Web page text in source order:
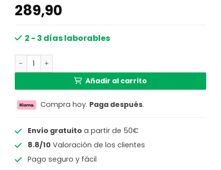
289,90
2 - 3 días laborables
Lámpara de pie gris con gran arco Steinhauer Sparkled
Añadir al carrito
Compra hoy. Paga después.
Envío gratuitoa partir de 50€
8.8/10 Valoración de los clientes
Pago seguro y fácil